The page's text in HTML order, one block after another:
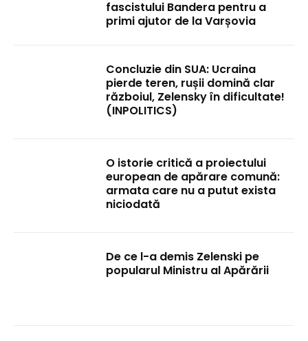
fascistului Bandera pentru a
primi ajutor de la Varșovia
Concluzie din SUA: Ucraina
pierde teren, rușii domină clar
războiul, Zelensky în dificultate!
(INPOLITICS)
O istorie critică a proiectului
european de apărare comună:
armata care nu a putut exista
niciodată
De ce l-a demis Zelenski pe
popularul Ministru al Apărării